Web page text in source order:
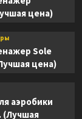
цена)
Sole
цена)
аэробики
(Лучшая